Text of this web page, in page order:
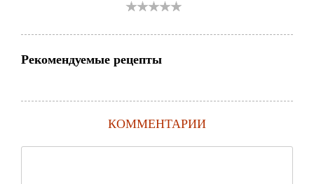
Рекомендуемые рецепты
КОММЕНТАРИИ